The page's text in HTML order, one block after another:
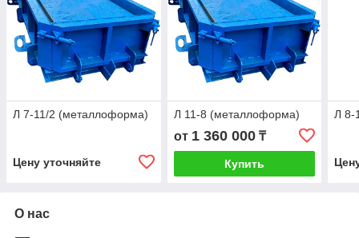
Л 7-11/2 (металлоформа)
Цену уточняйте
Л 11-8 (металлоформа)
от 1 360 000₸
Купить
Л 8-
О нас